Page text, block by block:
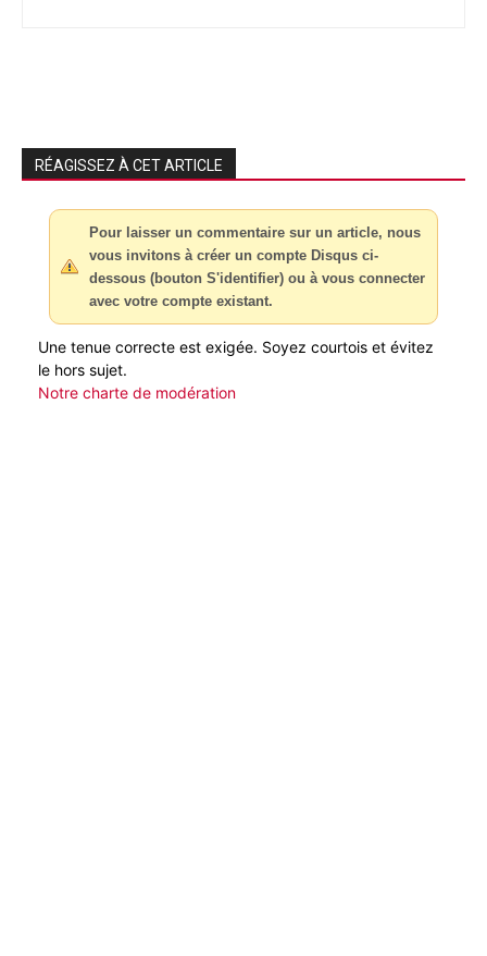
RÉAGISSEZ À CET ARTICLE
Pour laisser un commentaire sur un article, nous
vous invitons à créer un compte Disqus ci-
dessous (bouton S'identifier) ou à vous connecter
avec votre compte existant.
Une tenue correcte est exigée. Soyez courtois et évitez
le hors sujet.
Notre charte de modération